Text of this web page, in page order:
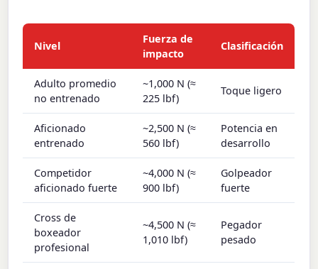
Nivel
Fuerza de
impacto
Clasificación
Adulto promedio
no entrenado
~1,000 N (≈
225 lbf)
Toque ligero
Aficionado
entrenado
~2,500 N (≈
560 lbf)
Potencia en
desarrollo
Competidor
aficionado fuerte
~4,000 N (≈
900 lbf)
Golpeador
fuerte
Cross de
boxeador
profesional
~4,500 N (≈
1,010 lbf)
Pegador
pesado